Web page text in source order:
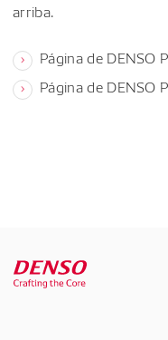
arriba.
Página de DENSO
Página de DENSO